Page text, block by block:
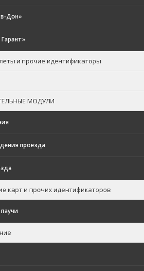
Дон»
и прочие идентификаторы
МОДУЛИ
проезда
карт и прочих идентификаторов